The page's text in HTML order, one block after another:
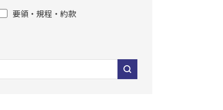
要領・規程・約款